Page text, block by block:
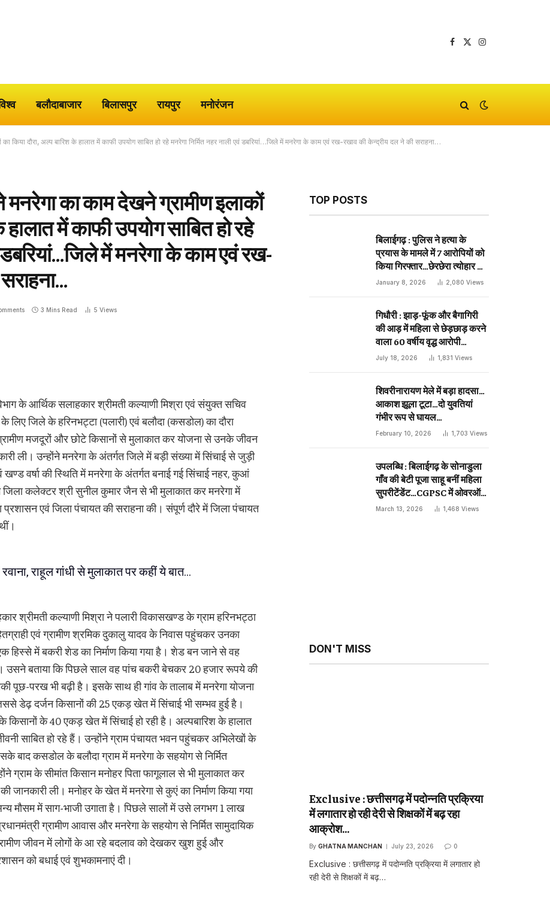
Facebook
X
Instagram
बलौदाबाजार बिलासपुर रायपुर मनोरंजन
किया दौरा, अल्प बारिश के हालात में काफी उपयोग साबित हो रहे मनरेगा निर्मित नहर नाली एवं डबरियां…जिले में मनरेगा के काम एवं रख-रखाव की केन्द्रीय दल ने की सराहना…
मनरेगा का काम देखने ग्रामीण इलाकों
में काफी उपयोग साबित हो रहे
डबरियां…जिले में मनरेगा के काम एवं रख-
3 Mins Read 5 Views
के आर्थिक सलाहकार श्रीमती कल्याणी मिश्रा एवं संयुक्त सचिव
जिले के हरिनभट्टा (पलारी) एवं बलौदा (कसडोल) का दौरा
ग्रामीण मजदूरों और छोटे किसानों से मुलाकात कर योजना से उनके जीवन
ली। उन्होंने मनरेगा के अंतर्गत जिले में बड़ी संख्या में सिंचाई से जुड़ी
वर्षा की स्थिति में मनरेगा के अंतर्गत बनाई गई सिंचाई नहर, कुआं
जिला कलेक्टर श्री सुनील कुमार जैन से भी मुलाकात कर मनरेगा में
एवं जिला पंचायत की सराहना की। संपूर्ण दौरे में जिला पंचायत
राहूल गांधी से मुलाकात पर कहीं ये बात…
श्रीमती कल्याणी मिश्रा ने पलारी विकासखण्ड के ग्राम हरिनभट्ठा
एवं ग्रामीण श्रमिक दुकालु यादव के निवास पहुंचकर उनका
में बकरी शेड का निर्माण किया गया है। शेड बन जाने से वह
उसने बताया कि पिछले साल वह पांच बकरी बेचकर 20 हजार रूपये की
परख भी बढ़ी है। इसके साथ ही गांव के तालाब में मनरेगा योजना
डेढ़ दर्जन किसानों की 25 एकड़ खेत में सिंचाई भी सम्भव हुई है।
किसानों के 40 एकड़ खेत में सिंचाई हो रही है। अल्पबारिश के हालात
साबित हो रहे हैं। उन्होंने ग्राम पंचायत भवन पहुंचकर अभिलेखों के
बाद कसडोल के बलौदा ग्राम में मनरेगा के सहयोग से निर्मित
ग्राम के सीमांत किसान मनोहर पिता फागूलाल से भी मुलाकात कर
ली। मनोहर के खेत में मनरेगा से कुएं का निर्माण किया गया
में साग-भाजी उगाता है। पिछले सालों में उसे लगभग 1 लाख
ग्रामीण आवास और मनरेगा के सहयोग से निर्मित सामुदायिक
जीवन में लोगों के आ रहे बदलाव को देखकर खुश हुई और
को बधाई एवं शुभकामनाएं दी।
TOP POSTS
बिलाईगढ़ : पुलिस ने हत्या के
प्रयास के मामले में 7 आरोपियों को
किया गिरफ्तार…छेरछेरा त्योहार के
दिन प्राणघातक हमले को दिया था
January 8, 2026 2,080 Views
गिधौरी : झाड़-फूंक और बैगागिरी
की आड़ में महिला से छेड़छाड़ करने
वाला 60 वर्षीय वृद्ध आरोपी
गिरफ्तार…
July 18, 2026 1,831 Views
शिवरीनारायण मेले में बड़ा हादसा…
आकाश झूला टूटा…दो युवतियां
गंभीर रूप से घायल…
February 10, 2026 1,703 Views
उपलब्धि : बिलाईगढ़ के सोनाडुला
गाँव की बेटी पूजा साहू बनीं महिला
सुपरीटेंडेंट…CGPSC में ओवरऑल
19 वीं रैंक…
March 13, 2026 1,468 Views
DON'T MISS
Exclusive : छत्तीसगढ़ में पदोन्नति प्रक्रिया
में लगातार हो रही देरी से शिक्षकों में बढ़ रहा
आक्रोश…
By GHATNA MANCHAN July 23, 2026 0
Exclusive : छत्तीसगढ़ में पदोन्नति प्रक्रिया में लगातार हो
रही देरी से शिक्षकों में बढ़…